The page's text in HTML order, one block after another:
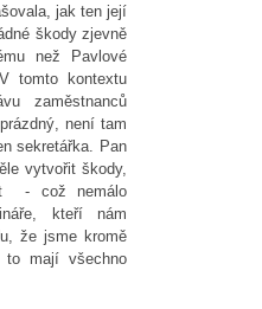
jak ten její
škody zjevně
než Pavlové
tomto kontextu
zaměstnanců
není tam
sekretářka. Pan
vytvořit škody,
- což nemálo
kteří nám
že jsme kromě
to mají všechno